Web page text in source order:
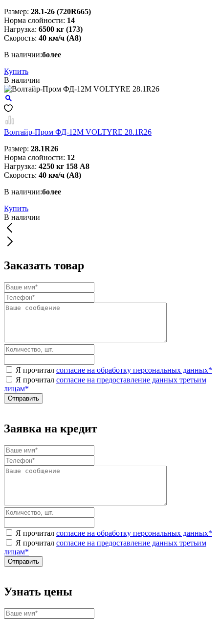
Размер: 28.1-26 (720R665)
Норма слойности: 14
Нагрузка: 6500 кг (173)
Скорость: 40 км/ч (A8)
В наличии:более
Купить
В наличии
Волтайр-Пром ФД-12М VOLTYRE 28.1R26
Размер: 28.1R26
Норма слойности: 12
Нагрузка: 4250 кг 158 А8
Скорость: 40 км/ч (A8)
В наличии:более
Купить
В наличии
Заказать товар
Я прочитал согласие на обработку персональных данных*
Я прочитал согласие на предоставление данных третьим
лицам*
Заявка на кредит
Я прочитал согласие на обработку персональных данных*
Я прочитал согласие на предоставление данных третьим
лицам*
Узнать цены